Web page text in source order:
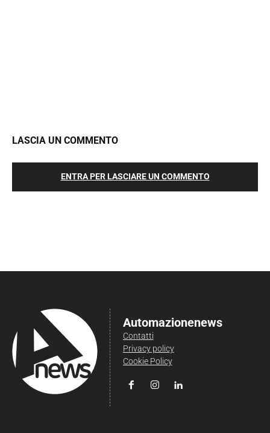
LASCIA UN COMMENTO
ENTRA PER LASCIARE UN COMMENTO
Automazionenews
Contatti
Privacy policy
Cookie Policy